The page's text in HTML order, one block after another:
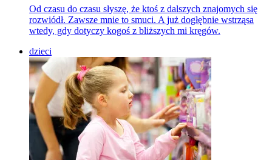
Od czasu do czasu słyszę, że ktoś z dalszych znajomych się
rozwiódł. Zawsze mnie to smuci. A już dogłębnie wstrząsa
wtedy, gdy dotyczy kogoś z bliższych mi kręgów.
dzieci